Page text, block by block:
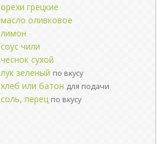
орехи грецкие
масло оливковое
лимон
соус чили
чеснок сухой
лук зеленый по вкусу
хлеб или батон для подачи
соль, перец по вкусу